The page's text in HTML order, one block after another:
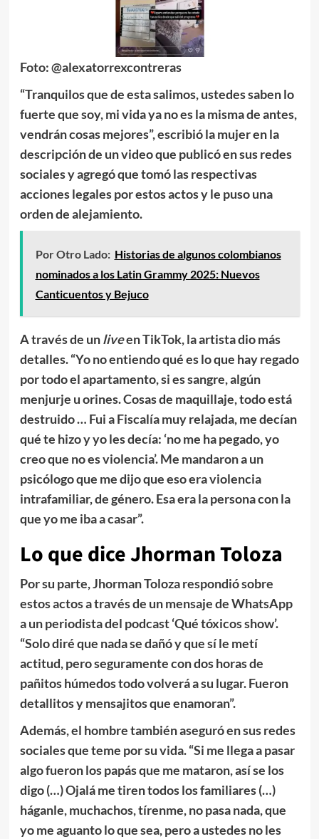
Foto: @alexatorrexcontreras
“Tranquilos que de esta salimos, ustedes saben lo
fuerte que soy, mi vida ya no es la misma de antes,
vendrán cosas mejores”, escribió la mujer en la
descripción de un video que publicó en sus redes
sociales y agregó quetomó las respectivas
acciones legales por estos actos y le puso una
orden de alejamiento.
Por Otro Lado: Historias de algunos colombianos
nominados a los Latin Grammy 2025: Nuevos
Canticuentos y Bejuco
A través de unliveen TikTok, la artista dio más
detalles. “Yo no entiendo qué es lo que hay regado
por todo el apartamento, si es sangre, algún
menjurje u orines. Cosas de maquillaje, todo está
destruido … Fui a Fiscalía muy relajada, me decían
qué te hizo y yo les decía: ‘no me ha pegado, yo
creo que no es violencia’. Me mandaron a un
psicólogo que me dijo que eso era violencia
intrafamiliar, de género. Esa era la persona con la
que yo me iba a casar”.
Lo que dice Jhorman Toloza
Por su parte, Jhorman Toloza respondió sobre
estos actos a través de un mensaje de WhatsApp
a un periodista del podcast ‘Qué tóxicos show’.
“Solo diré que nada se dañó y que sí le metí
actitud, pero seguramentecon dos horas de
pañitos húmedos todo volverá a su lugar. Fueron
detallitos y mensajitos que enamoran”.
Además, el hombre también aseguró en sus redes
sociales que teme por su vida. “Si me llega a pasar
algo fueron los papás que me mataron, así se los
digo (…) Ojalá me tiren todos los familiares (…)
háganle, muchachos, tírenme, no pasa nada, que
yo me aguanto lo que sea, pero a ustedes no les